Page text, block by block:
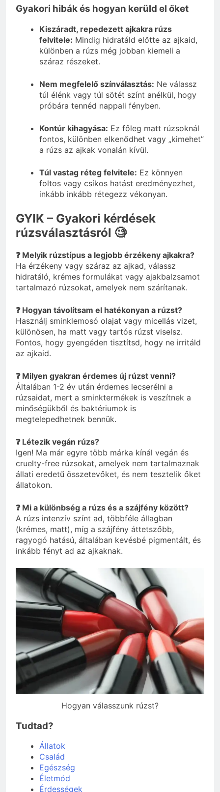
Gyakori hibák és hogyan kerüld el őket
Kiszáradt, repedezett ajkakra rúzs
felvitele: Mindig hidratáld előtte az ajkaid,
különben a rúzs még jobban kiemeli a
száraz részeket.
Nem megfelelő színválasztás: Ne válassz
túl élénk vagy túl sötét színt anélkül, hogy
próbára tennéd nappali fényben.
Kontúr kihagyása: Ez főleg matt rúzsoknál
fontos, különben elkenődhet vagy „kimehet”
a rúzs az ajkak vonalán kívül.
Túl vastag réteg felvitele: Ez könnyen
foltos vagy csíkos hatást eredményezhet,
inkább inkább rétegezz vékonyan.
GYIK – Gyakori kérdések
rúzsválasztásról 🧐
❓ Melyik rúzstípus a legjobb érzékeny ajkakra?
Ha érzékeny vagy száraz az ajkad, válassz
hidratáló, krémes formulákat vagy ajakbalzsamot
tartalmazó rúzsokat, amelyek nem szárítanak.
❓ Hogyan távolítsam el hatékonyan a rúzst?
Használj sminklemosó olajat vagy micellás vizet,
különösen, ha matt vagy tartós rúzst viselsz.
Fontos, hogy gyengéden tisztítsd, hogy ne irritáld
az ajkaid.
❓ Milyen gyakran érdemes új rúzst venni?
Általában 1-2 év után érdemes lecserélni a
rúzsaidat, mert a sminktermékek is veszítnek a
minőségükből és baktériumok is
megtelepedhetnek bennük.
❓ Létezik vegán rúzs?
Igen! Ma már egyre több márka kínál vegán és
cruelty-free rúzsokat, amelyek nem tartalmaznak
állati eredetű összetevőket, és nem tesztelik őket
állatokon.
❓ Mi a különbség a rúzs és a szájfény között?
A rúzs intenzív színt ad, többféle állagban
(krémes, matt), míg a szájfény áttetszőbb,
ragyogó hatású, általában kevésbé pigmentált, és
inkább fényt ad az ajkaknak.
Hogyan válasszunk rúzst?
Tudtad?
Állatok
Család
Egészség
Életmód
Érdességek